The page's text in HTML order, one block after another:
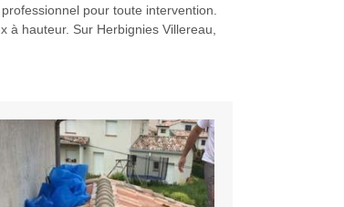
pour toute intervention.
à hauteur. Sur Herbignies Villereau,